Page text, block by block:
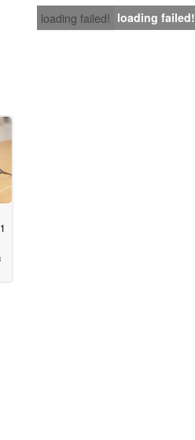
loading failed! loading failed!